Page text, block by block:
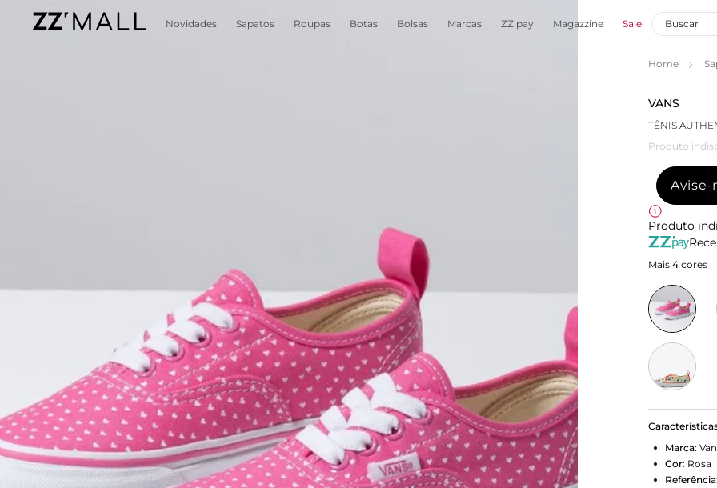
Novidades Sapatos Roupas Botas Bolsas Marcas ZZ pay Magazzine Sale
Home
VANS
TÊNIS
Produto
Avise-
Produto
Mais 4 cores
Marca:
Cor: Rosa
Referência: